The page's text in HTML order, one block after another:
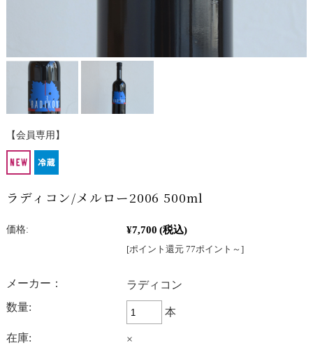
【会員専用】
ラディコン/メルロー2006 500ml
価格: ¥7,700 (税込)
[ポイント還元 77ポイント～]
メーカー：
ラディコン
数量:
本
在庫: ×